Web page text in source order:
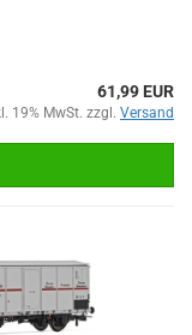
61,99 EUR
19% MwSt. zzgl. Versand